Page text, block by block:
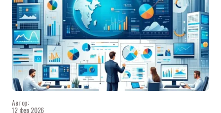
Автор:
12 фев 2026